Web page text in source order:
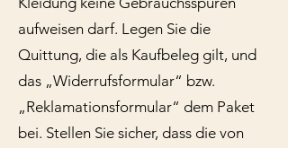
aufweisen darf. Legen Sie die
Quittung, die als Kaufbeleg gilt, und
das „Widerrufsformular“ bzw.
„Reklamationsformular“ dem Paket
bei. Stellen Sie sicher, dass die von